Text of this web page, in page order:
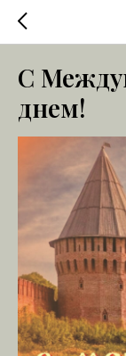
С
днем!